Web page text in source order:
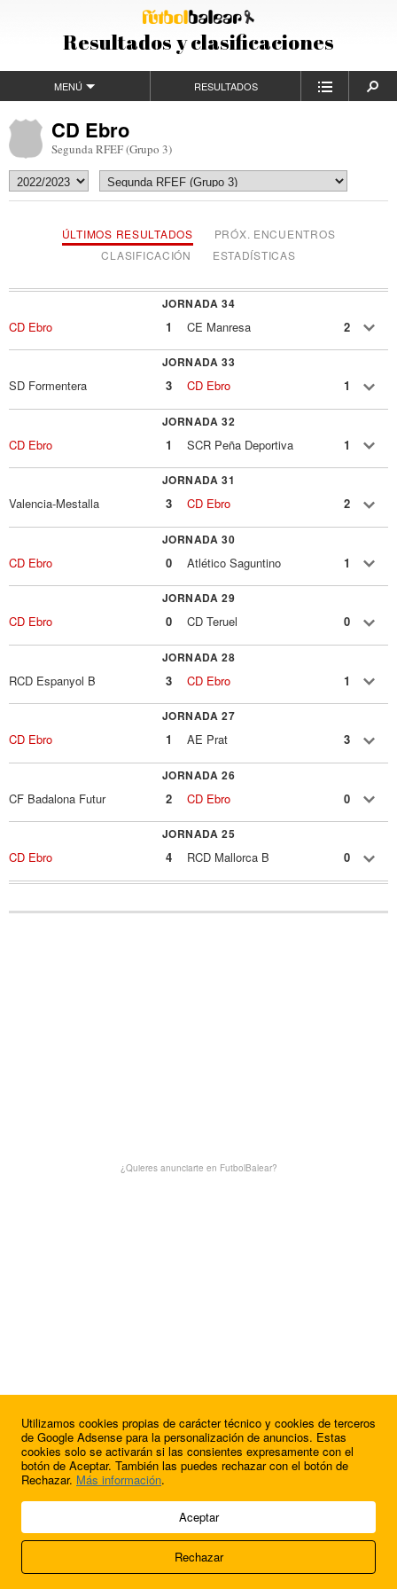
Resultados y clasificaciones
MENÚ RESULTADOS
CD Ebro
Segunda RFEF (Grupo 3)
ÚLTIMOS RESULTADOS
PRÓX. ENCUENTROS
CLASIFICACIÓN
ESTADÍSTICAS
JORNADA 34
CD Ebro 1 CE Manresa 2
JORNADA 33
SD Formentera 3 CD Ebro 1
JORNADA 32
CD Ebro 1 SCR Peña Deportiva 1
JORNADA 31
Valencia-Mestalla 3 CD Ebro 2
JORNADA 30
CD Ebro 0 Atlético Saguntino 1
JORNADA 29
CD Ebro 0 CD Teruel 0
JORNADA 28
RCD Espanyol B 3 CD Ebro 1
JORNADA 27
CD Ebro 1 AE Prat 3
JORNADA 26
CF Badalona Futur 2 CD Ebro 0
JORNADA 25
CD Ebro 4 RCD Mallorca B 0
¿Quieres anunciarte en FutbolBalear?
¿Quieres anunciarte en FutbolBalear?
© 2009 - 2026 Soluciones Corporativas IP, SL.
Acerca de nosotros
FútbolBalear
Utilizamos cookies propias de carácter técnico y cookies de terceros
de Google Adsense para la personalización de anuncios. Estas
cookies solo se activarán si las consientes expresamente con el
botón de Aceptar. También las puedes rechazar con el botón de
Rechazar. Más información.
Aceptar
Rechazar